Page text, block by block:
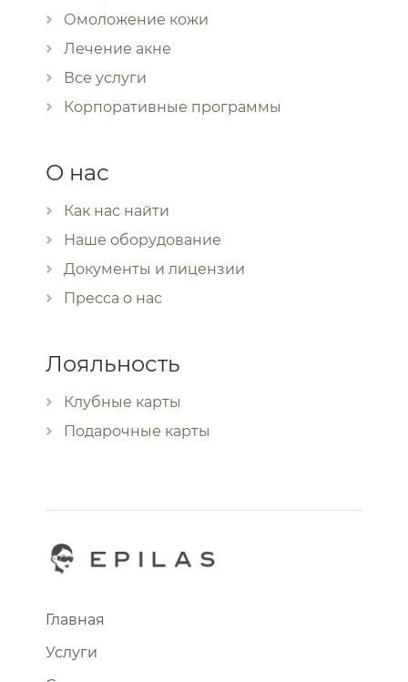
Омоложение кожи
Лечение акне
Все услуги
Корпоративные программы
О нас
Как нас найти
Наше оборудование
Документы и лицензии
Пресса о нас
Лояльность
Клубные карты
Подарочные карты
Главная
Услуги